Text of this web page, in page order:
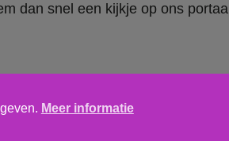
dan snel een kijkje op ons portaal
Meer informatie